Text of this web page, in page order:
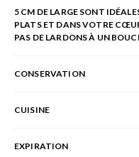
5 CM DE LARGE SONT
PLATS ET DANS VOTRE
PAS DE LARDONS À UN
CONSERVATION
CUISINE
EXPIRATION